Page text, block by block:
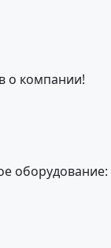
о компании!
оборудование: